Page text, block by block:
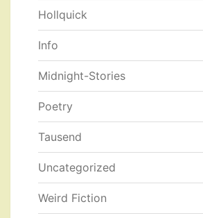
Hollquick
Info
Midnight-Stories
Poetry
Tausend
Uncategorized
Weird Fiction